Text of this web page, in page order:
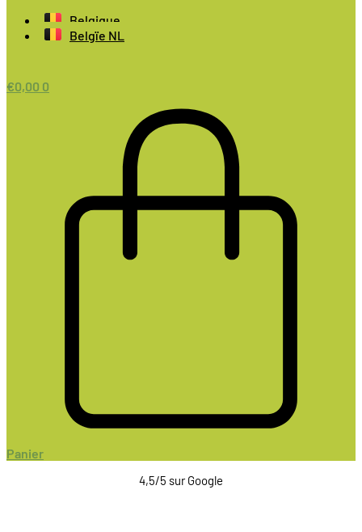
Belgique
Belgïe NL
€0,00 0
Panier
4,5/5 sur Google